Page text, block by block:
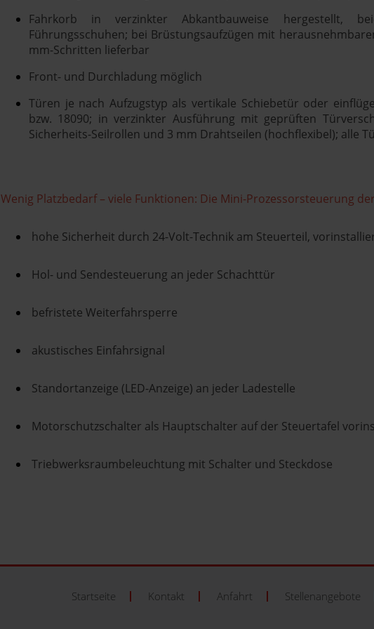
Fahrkorb in verzinkter Abkantbauweise hergestellt,
Führungsschuhen; bei Brüstungsaufzügen mit
mm-Schritten lieferbar
Front- und Durchladung möglich
Türen je nach Aufzugstyp als vertikale Schiebetür oder
bzw. 18090; in verzinkter Ausführung mit geprüften
Sicherheits-Seilrollen und 3 mm Drahtseilen (hochflexibel); alle
Wenig Platzbedarf – viele Funktionen: Die Mini-Prozessorsteuerung
hohe Sicherheit durch 24-Volt-Technik am Steuerteil,
Hol- und Sendesteuerung an jeder Schachttür
befristete Weiterfahrsperre
akustisches Einfahrsignal
Standortanzeige (LED-Anzeige) an jeder Ladestelle
Motorschutzschalter als Hauptschalter auf der Steuertafel
Triebwerksraumbeleuchtung mit Schalter und Steckdose
Startseite Kontakt Anfahrt Stellenangebote